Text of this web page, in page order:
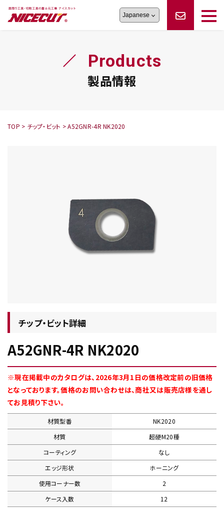
旋盤工具シリーズ
シリーズ
生産終了品
オーダー品依頼
フェイス・ショルダーシリーズかんたんオーダー
トラブルシューティング
ロックピンの逆ジメに注意
Products
製品情報
TOP > チップ・ビット >A52GNR-4R NK2020
チップ・ビット詳細
A52GNR-4R NK2020
※現在掲載中のカタログは、2026年3月1日の価格改定前の旧価格
となっております。価格のお問い合わせは、商社又は販売店様を通し
てお見積り下さい。
材質型番
NK2020
材質
超硬M20種
コーティング
なし
エッジ形状
ホーニング
使用コーナー数
2
ケース入数
12